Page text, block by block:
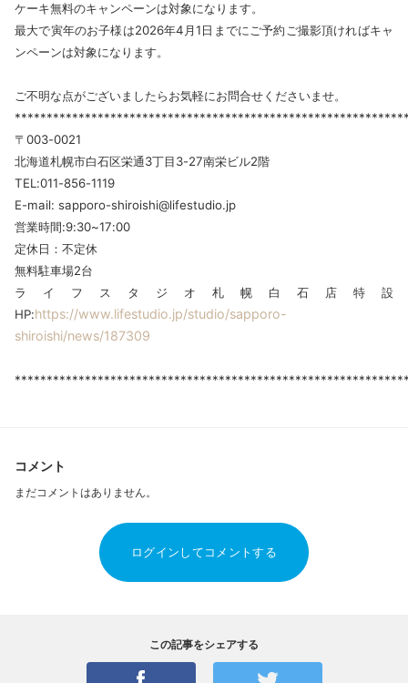
ケーキ無料のキャンペーンは対象になります。
最大で寅年のお子様は2026年4月1日までにご予約ご撮影頂ければキャ
ンペーンは対象になります。
ご不明な点がございましたらお気軽にお問合せくださいませ。
〒003-0021
北海道札幌市白石区栄通3丁目3-27南栄ビル2階
TEL:011-856-1119
E-mail: sapporo-shiroishi@lifestudio.jp
営業時間:9:30~17:00
定休日：不定休
無料駐車場2台
ライフスタジオ札幌白石店特設
HP:https://www.lifestudio.jp/studio/sapporo-
shiroishi/news/187309
コメント
まだコメントはありません。
ログインしてコメントする
この記事をシェアする